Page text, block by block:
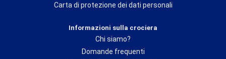
Carta di protezione dei dati personali
Informazioni sulla crociera
Chi siamo?
Domande frequenti